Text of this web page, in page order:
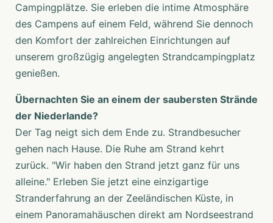
Groede in Zeeuws-Vlaanderen. De strandhuisjes zijn van
alle gemakken voorzien en hebben een open karakter
met een prachtig panoramisch uitzicht over het strand,
de zee en de duinen. In een panoramhuisje kunt u met
zes personen verblijven, waarvan vier volwassenen. In
een aantal strandhuisjes is ook de hond welkom.
Huur een (veranda)chalet of stacaravan
Iets meer comfort en toch genieten van de levendigheid
van de camping? Kies dan voor een compleet ingericht
stacaravan, huur- of veranda-chalet. Onze huurcaravans
en chalets staan op veldjes van 150 m2.
Campingplätze. Sie erleben die intime Atmosphäre
des Campens auf einem Feld, während Sie dennoch
den Komfort der zahlreichen Einrichtungen auf
unserem großzügig angelegten Strandcampingplatz
genießen.
Übernachten Sie an einem der saubersten Strände
der Niederlande?
Der Tag neigt sich dem Ende zu. Strandbesucher
gehen nach Hause. Die Ruhe am Strand kehrt
zurück. "Wir haben den Strand jetzt ganz für uns
alleine." Erleben Sie jetzt eine einzigartige
Stranderfahrung an der Zeeländischen Küste, in
einem Panoramahäuschen direkt am Nordseestrand